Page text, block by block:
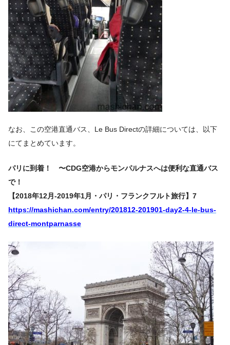
なお、この空港直通バス、Le Bus Directの詳細については、以下
にてまとめています。
パリに到着！ 〜CDG空港からモンパルナスへは便利な直通バス
で！
【2018年12月-2019年1月・パリ・フランクフルト旅行】7
https://mashichan.com/entry/201812-201901-day2-4-le-bus-
direct-montparnasse